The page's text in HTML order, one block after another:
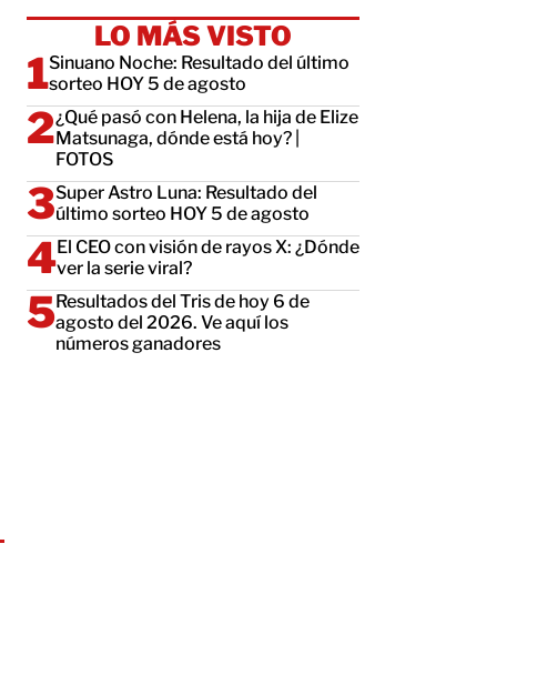
LO MÁS VISTO
Sinuano Noche: Resultado del último
sorteo HOY 5 de agosto
¿Qué pasó con Helena, la hija de Elize
Matsunaga, dónde está hoy? |
FOTOS
Super Astro Luna: Resultado del
último sorteo HOY 5 de agosto
El CEO con visión de rayos X: ¿Dónde
ver la serie viral?
Resultados del Tris de hoy 6 de
agosto del 2026. Ve aquí los
números ganadores